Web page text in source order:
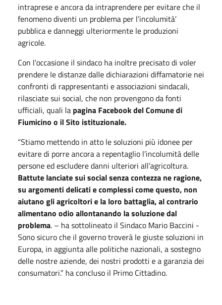
intraprese e ancora da intraprendere per evitare che il
fenomeno diventi un problema per l’incolumità’
pubblica e danneggi ulteriormente le produzioni
agricole.
Con l’occasione il sindaco ha inoltre precisato di voler
prendere le distanze dalle dichiarazioni diffamatorie nei
confronti di rappresentanti e associazioni sindacali,
rilasciate sui social, che non provengono da fonti
ufficiali, quali la pagina Facebook del Comune di
Fiumicino o il Sito istituzionale.
“Stiamo mettendo in atto le soluzioni più idonee per
evitare di porre ancora a repentaglio l’incolumità delle
persone ed escludere danni ulteriori all’agricoltura.
Battute lanciate sui social senza contezza ne ragione,
su argomenti delicati e complessi come questo, non
aiutano gli agricoltori e la loro battaglia, al contrario
alimentano odio allontanando la soluzione dal
problema. – ha sottolineato il Sindaco Mario Baccini -
Sono sicuro che il governo troverà le giuste soluzioni in
Europa, in aggiunta alle politiche nazionali, a sostegno
delle nostre aziende, dei nostri prodotti e a garanzia dei
consumatori.” ha concluso il Primo Cittadino.